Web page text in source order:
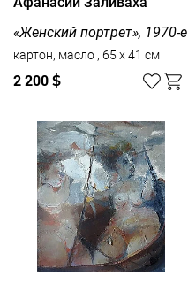
«Женский портрет», 1970-е
картон, масло , 65 x 41 см
2 200 $